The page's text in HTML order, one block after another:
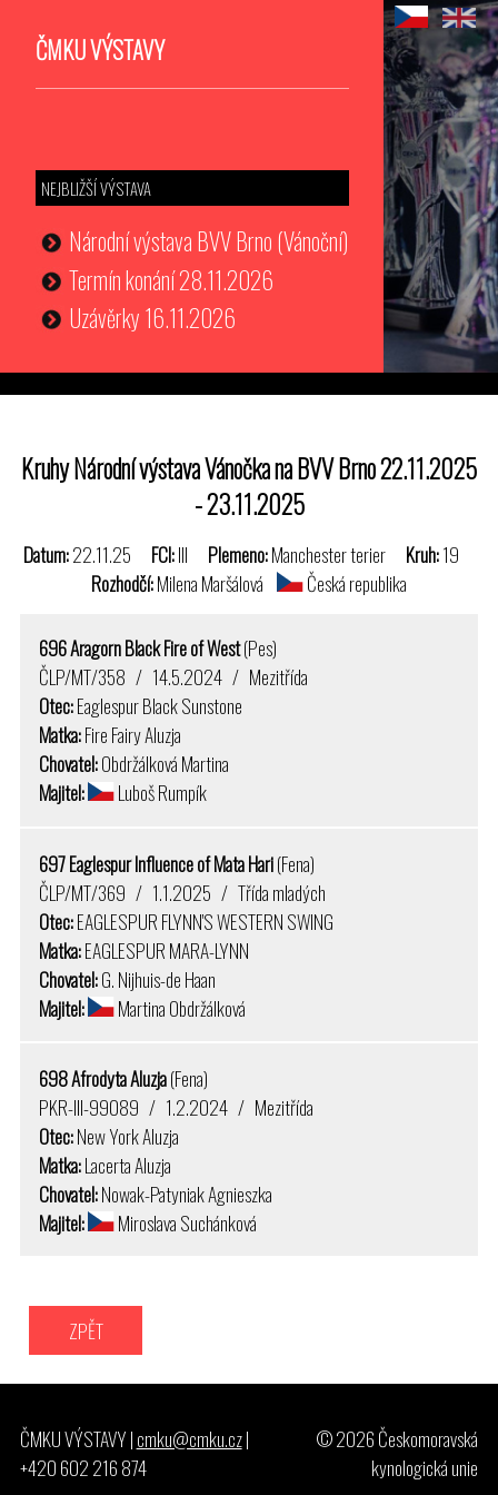
ČMKU VÝSTAVY
NEJBLIŽŠÍ VÝSTAVA
Národní výstava BVV Brno (Vánoční)
Termín konání 28.11.2026
Uzávěrky 16.11.2026
Kruhy Národní výstava Vánočka na BVV Brno 22.11.2025
- 23.11.2025
Datum:22.11.25 FCI:III Plemeno:Manchester terier Kruh:19
Rozhodčí:Milena Maršálová Česká republika
696 Aragorn Black Fire of West(Pes)
ČLP/MT/358 / 14.5.2024 / Mezitřída
Otec:Eaglespur Black Sunstone
Matka:Fire Fairy Aluzja
Chovatel:Obdržálková Martina
Majitel:
Luboš Rumpík
697 Eaglespur Influence of Mata Hari(Fena)
ČLP/MT/369 / 1.1.2025 / Třída mladých
Otec:EAGLESPUR FLYNN'S WESTERN SWING
Matka:EAGLESPUR MARA-LYNN
Chovatel:G. Nijhuis-de Haan
Majitel:
Martina Obdržálková
698 Afrodyta Aluzja(Fena)
PKR-III-99089 / 1.2.2024 / Mezitřída
Otec:New York Aluzja
Matka:Lacerta Aluzja
Chovatel:Nowak-Patyniak Agnieszka
Majitel:
Miroslava Suchánková
ZPĚT
ČMKU VÝSTAVY |cmku@cmku.cz|
+420 602 216 874
© 2026 Českomoravská
kynologická unie